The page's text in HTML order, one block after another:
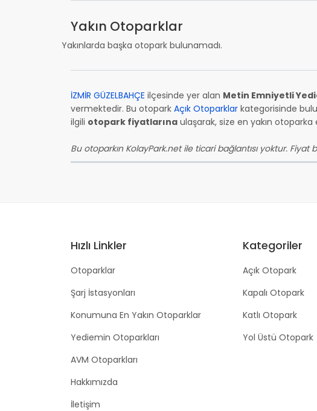
Yakın Otoparklar
Yakınlarda başka otopark bulunamadı.
İZMİR GÜZELBAHÇE ilçesinde yer alan Metin Emniyetli
vermektedir. Bu otopark Açık Otoparklar kategorisinde
ilgili otopark fiyatlarına ulaşarak, size en yakın
Bu otoparkın KolayPark.net ile ticari bağlantısı yoktur.
Hızlı Linkler
Otoparklar
Şarj İstasyonları
Konumuna En Yakın Otoparklar
Yediemin Otoparkları
AVM Otoparkları
Hakkımızda
İletişim
Kategoriler
Açık Otopark
Kapalı Otopark
Katlı Otopark
Yol Üstü Otopark